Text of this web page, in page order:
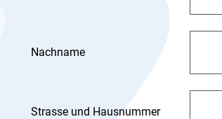
Nachname
Strasse und Hausnummer